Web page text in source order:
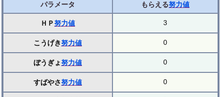
パラメータ もらえる努力値
ＨＰ努力値 3
こうげき努力値 0
ぼうぎょ努力値 0
すばやさ努力値 0